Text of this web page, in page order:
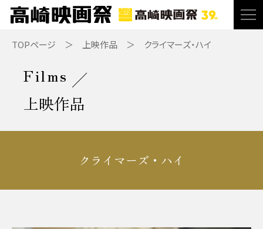
TOPページ 上映作品 クライマーズ・ハイ
Films
上映作品
クライマーズ・ハイ